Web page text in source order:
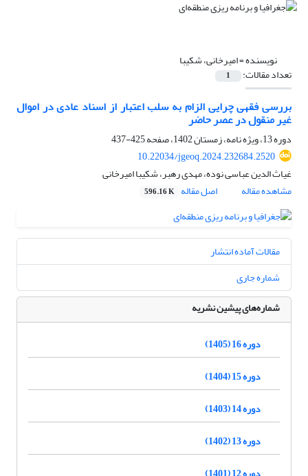
نویسنده =امیرخانی، شکیبا
تعداد مقالات: 1
بررسی فقهی چرایی الزام به سلب اعتبار از اسناد عادی در اموال
غیر منقول در عصر حاضر
دوره 13، ویژه نامه، زمستان 1402، صفحه
425-437
10.22034/jgeoq.2024.232684.2520
غیاث الدین عباسی نوده، مهدی رهبر، شکیبا امیرخانی
مشاهده مقاله
اصل مقاله 596.16 K
مقالات آماده انتشار
شماره جاری
شماره‌های پیشین نشریه
دوره 16 (1405)
دوره 15 (1404)
دوره 14 (1403)
دوره 13 (1402)